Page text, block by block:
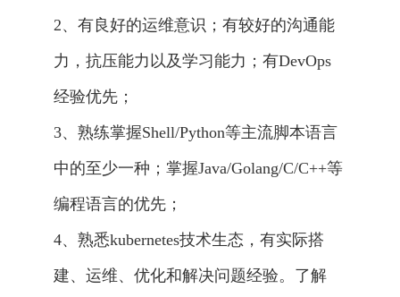
2、有良好的运维意识；有较好的沟通能
力，抗压能力以及学习能力；有DevOps
经验优先；
3、熟练掌握Shell/Python等主流脚本语言
中的至少一种；掌握Java/Golang/C/C++等
编程语言的优先；
4、熟悉kubernetes技术生态，有实际搭
建、运维、优化和解决问题经验。了解